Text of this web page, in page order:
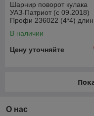
Шарнир поворот кулака
УАЗ-Патриот (с 09.2018)
Профи 236022 (4*4) длин
2360222304061
В наличии
Цену уточняйте
О нас